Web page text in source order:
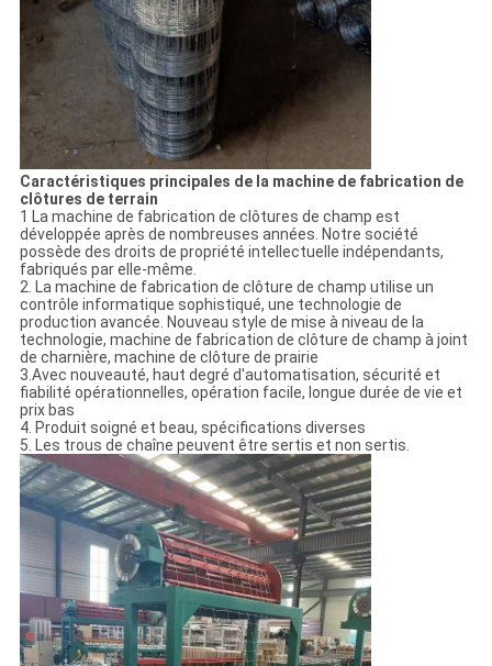
Caractéristiques principales de la machine de fabrication de
clôtures de terrain
1 La machine de fabrication de clôtures de champ est
développée après de nombreuses années. Notre société
possède des droits de propriété intellectuelle indépendants,
fabriqués par elle-même.
2. La machine de fabrication de clôture de champ utilise un
contrôle informatique sophistiqué, une technologie de
production avancée. Nouveau style de mise à niveau de la
technologie, machine de fabrication de clôture de champ à joint
de charnière, machine de clôture de prairie
3.Avec nouveauté, haut degré d'automatisation, sécurité et
fiabilité opérationnelles, opération facile, longue durée de vie et
prix bas
4. Produit soigné et beau, spécifications diverses
5. Les trous de chaîne peuvent être sertis et non sertis.